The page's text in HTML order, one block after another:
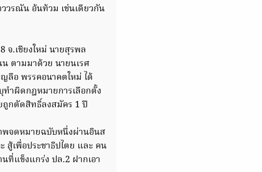
วรณัน อ้นท้วม เช่นเดียวกัน
จ.เชียงใหม่ นายสุรพล
ตามมาด้วย นายนเรศ
ลือ พรรคอนาคตใหม่ ได้
ำผิดกฎหมายการเลือกตั้ง
ถูกตัดสิทธิ์ลงสมัคร 1 ปี
พจดหมายฉบับหนึ่งผ่านอินส
สู้เพื่อประชาธิปไตย และ คน
นที่แข็งแกร่ง ปล.2 ฝากเอา